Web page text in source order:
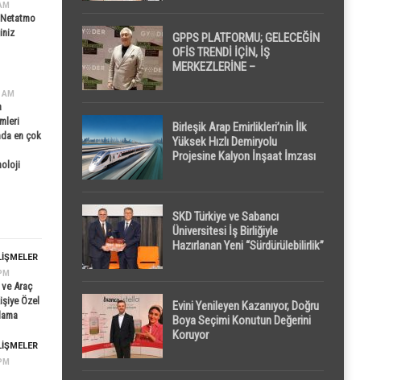
en çok
Araç
Özel
GPPS PLATFORMU; GELECEĞİN
OFİS TRENDİ İÇİN, İŞ
MERKEZLERİNE –
Birleşik Arap Emirlikleri’nin İlk
Yüksek Hızlı Demiryolu
Projesine Kalyon İnşaat İmzası
SKD Türkiye ve Sabancı
Üniversitesi İş Birliğiyle
Hazırlanan Yeni “Sürdürülebilirlik”
Evini Yenileyen Kazanıyor, Doğru
Boya Seçimi Konutun Değerini
Koruyor